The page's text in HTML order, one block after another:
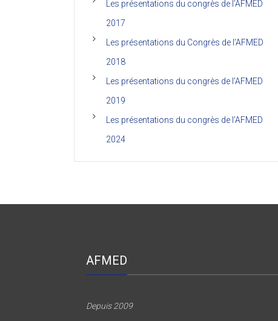
Les présentations du congrès de l’AFMED
2017
Les présentations du Congrès de l’AFMED
2018
Les présentations du congrès de l’AFMED
2019
Les présentations du congrès de l’AFMED
2024
AFMED
Depuis 2009